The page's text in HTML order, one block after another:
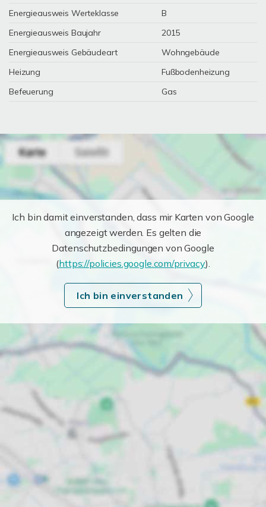
Energieausweis Werteklasse
B
Energieausweis Baujahr
2015
Energieausweis Gebäudeart
Wohngebäude
Heizung
Fußbodenheizung
Befeuerung
Gas
Ich bin damit einverstanden, dass mir Karten von Google
angezeigt werden. Es gelten die
Datenschutzbedingungen von Google
(https://policies.google.com/privacy).
Ich bin einverstanden